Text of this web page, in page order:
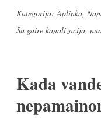
Kategorija:Aplinka,
Su gaire kanalizacija,
Kada